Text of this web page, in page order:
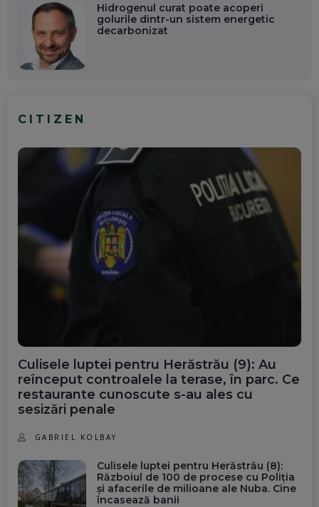
Hidrogenul curat poate acoperi
golurile dintr-un sistem energetic
decarbonizat
CITIZEN
Culisele luptei pentru Herăstrău (9): Au
reînceput controalele la terase, în parc. Ce
restaurante cunoscute s-au ales cu
sesizări penale
GABRIEL KOLBAY
Culisele luptei pentru Herăstrău (8):
Războiul de 100 de procese cu Poliția
și afacerile de milioane ale Nuba. Cine
încasează banii